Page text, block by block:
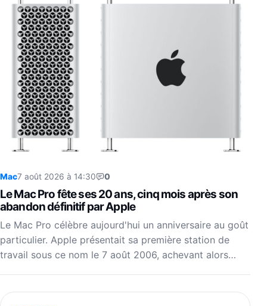
Mac7 août 2026 à 14:30 0
Le Mac Pro fête ses 20 ans, cinq mois après son
abandon définitif par Apple
Le Mac Pro célèbre aujourd'hui un anniversaire au goût
particulier. Apple présentait sa première station de
travail sous ce nom le 7 août 2006, achevant alors…